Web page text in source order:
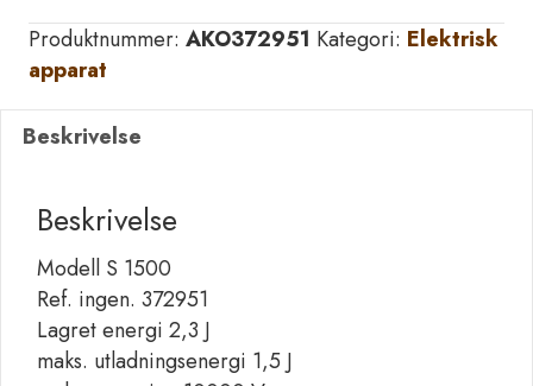
S
1500
antall
Produktnummer: AKO372951 Kategori: Elektrisk
apparat
Beskrivelse
Beskrivelse
Modell S 1500
Ref. ingen. 372951
Lagret energi 2,3 J
maks. utladningsenergi 1,5 J